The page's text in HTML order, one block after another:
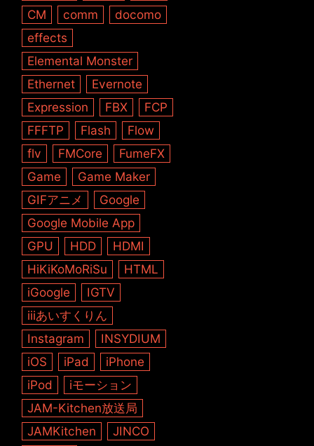
CM
comm
docomo
effects
Elemental Monster
Ethernet
Evernote
Expression
FBX
FCP
FFFTP
Flash
Flow
flv
FMCore
FumeFX
Game
Game Maker
GIFアニメ
Google
Google Mobile App
GPU
HDD
HDMI
HiKiKoMoRiSu
HTML
iGoogle
IGTV
iiiあいすくりん
Instagram
INSYDIUM
iOS
iPad
iPhone
iPod
iモーション
JAM-Kitchen放送局
JAMKitchen
JINCO